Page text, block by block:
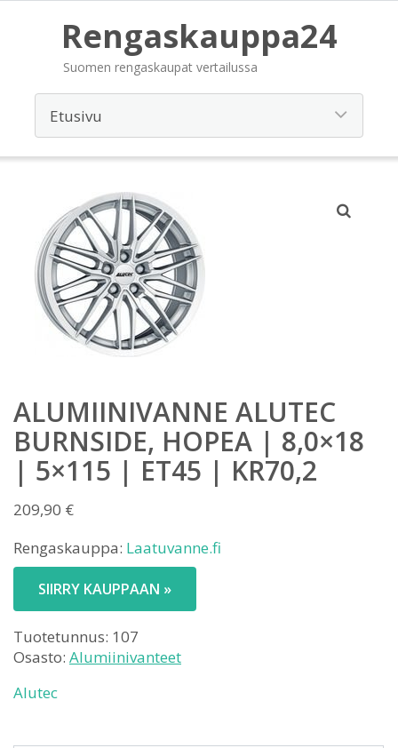
Rengaskauppa24
Suomen rengaskaupat vertailussa
ALUMIINIVANNE ALUTEC
BURNSIDE, HOPEA | 8,0×18
| 5×115 | ET45 | KR70,2
209,90 €
Rengaskauppa: Laatuvanne.fi
SIIRRY KAUPPAAN »
Tuotetunnus: 107
Osasto: Alumiinivanteet
Alutec